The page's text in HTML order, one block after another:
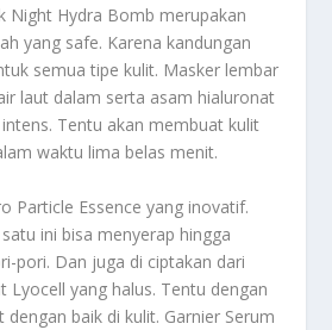
Night Hydra Bomb merupakan
yang safe. Karena kandungan
semua tipe kulit. Masker lembar
laut dalam serta asam hialuronat
Tentu akan membuat kulit
waktu lima belas menit.
Particle Essence yang inovatif.
ini bisa menyerap hingga
pori. Dan juga di ciptakan dari
Lyocell yang halus. Tentu dengan
baik di kulit. Garnier Serum